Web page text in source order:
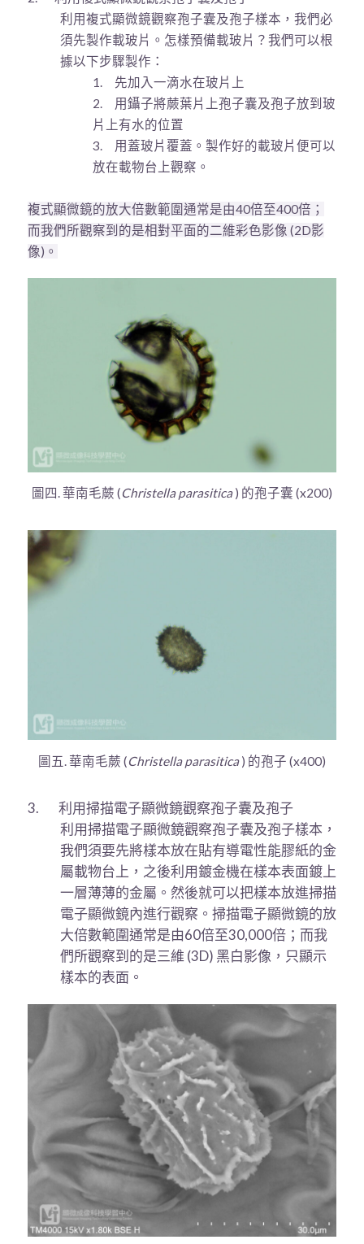
利用複式顯微鏡觀察孢子囊及孢子樣本，我們必
須先製作載玻片。怎樣預備載玻片？我們可以根
據以下步驟製作：
1. 先加入一滴水在玻片上
2. 用鑷子將蕨葉片上孢子囊及孢子放到玻
片上有水的位置
3. 用蓋玻片覆蓋。製作好的載玻片便可以
放在載物台上觀察。
複式顯微鏡的放大倍數範圍通常是由40倍至400倍；
而我們所觀察到的是相對平面的二維彩色影像 (2D影
像) 。
圖四. 華南毛蕨 (Christella parasitica) 的孢子囊 (x200)
圖五. 華南毛蕨 (Christella parasitica) 的孢子 (x400)
3. 利用掃描電子顯微鏡觀察孢子囊及孢子
利用掃描電子顯微鏡觀察孢子囊及孢子樣本，
我們須要先將樣本放在貼有導電性能膠紙的金
屬載物台上，之後利用鍍金機在樣本表面鍍上
一層薄薄的金屬。然後就可以把樣本放進掃描
電子顯微鏡內進行觀察。掃描電子顯微鏡的放
大倍數範圍通常是由60倍至30,000倍；而我
們所觀察到的是三維(3D) 黑白影像，只顯示
樣本的表面。